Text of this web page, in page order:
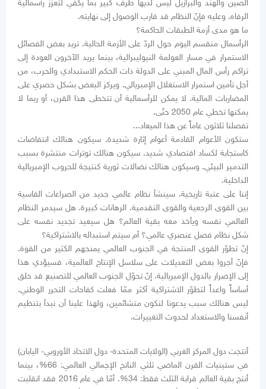
الصين والهند والبرازيل ليس لديها طرف كبير بما يكفي لتعزز رأسمالية
الرفاه. وعليه فإنّ النظام قد قارب الوصول إلى نهايته.
ما هو مدى أزمة الطبقات الحاكمة؟
الرأسمال منقسم اليوم حول الردّ على الأزمة الحالية. تريد بعض الفصائل
الاستمرار في مسار العولمة النيوليبرالية، بينما يريد الآخرون العودة إلى
تراكم رأس المال المبني على الدولة ذات الحكم الاستبدادي والحرب، من
أجل تأمين استمرار الاستغلال الإمبريالي. ويركز البعض بشكل حصري على
المضاربات المالية. لا يمكن للرأسمالية أن تتخطى هذا القرن، أو ربما لا
يمكنها تخطي عام 2050 حتّى.
تفصلنا ثلاثون عاماً عن هذا الميعاد...
ستكون الأعوام القادمة أعوام إثارة شديدة. سيكون هنالك انتفاضات
كاستجابة لكساد اقتصادي شديد. سيكون هنالك توترات منتشرة بسبب
التدمير البيئي. وسيكون هنالك نضالات ثورية كنتيجة للحروب الإمبريالية
الداخلية.
إننا على عتبة تاريخية. سينشأ نظام عالمي جديد من الصراعات القاسية
بين القوى الرجعية والقوى التقدمية. الرهانات كبيرة. هل سيدمر النظام
العالمي نفسه ويأخذ معه بقية العالم؟ هل سيعيد تجديد نفسه على
شكل نظام فصل عنصري عالمي؟ أم سيتم استبداله بالاشتراكية؟
إنّ تطوّر القوى المنتجة في الجنوب العالمي يمنحهم الكثير من القوة.
فإنّ أجروا بعض التعديلات على سلاسل الإنتاج العالمية، فسيؤدي هذا
إلى الإضرار بالدول الإمبريالية. إنّ تحوّل الجنوب العالمي للتصنيع قد خلق
أساساً واعداً لتطوّر الاشتراكية أكثر ممّا فعلت كفاحات التحرر الوطني.
ليس هنالك سبب يدعونا لنكون متشائمين، ولهذا علينا أن نبدأ بتنظيم
أنفسنا والاستعداد لحدوث التغييرات.
أنتجت دول المركز الغربي (الولايات المتحدة- دول الاتحاد الأوروبي- اليابان)
في ستينيات القرن الماضي ثلثي الناتج الإجمالي العالمي: 66%، بينما
أنتج بقية العالم قرابة الثلث فقط: 34%. أمّا في عام 2016 فقد انقلبت